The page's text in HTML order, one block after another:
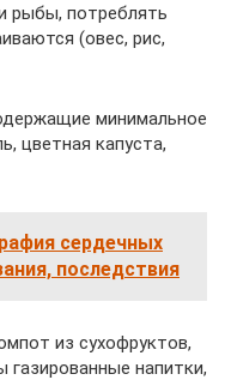
рыбы, потреблять
(овес, рис,
минимальное
цветная капуста,
сердечных
последствия
из сухофруктов,
газированные напитки,